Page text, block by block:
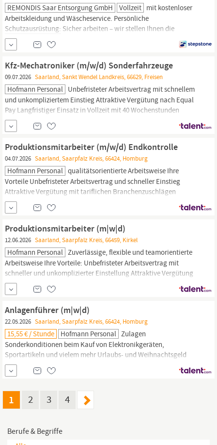
REMONDIS Saar Entsorgung GmbH Vollzeit mit kostenloser
Arbeitskleidung und Wäscheservice. Persönliche
Schutzausrüstung: Sicher arbeiten – wir stellen Ihnen die
passende
Schutzausrüstung
kostenlos zur Verfügung. Sicherer
Arbeitsplatz in einem großen Familienunternehmen: Arbeiten mit
Sicherheit
Familienunternehmens...
Kfz-Mechatroniker (m/w/d) Sonderfahrzeuge
09.07.2026 Saarland, Sankt Wendel Landkreis, 66629, Freisen
Hofmann Personal Unbefristeter Arbeitsvertrag mit schnellem
und unkompliziertem Einstieg Attraktive Vergütung nach Equal
Pay Langfristiger Einsatz in Vollzeit mit 40 Wochenstunden
Kostenlose persönliche
arbeitsmedizinische und
Individuelle Betreuung, Weiterbildungsmöglichkeiten sowie
attraktive...
Produktionsmitarbeiter (m/w/d) Endkontrolle
04.07.2026 Saarland, Saarpfalz Kreis, 66424, Homburg
Hofmann Personal qualitätsorientierte Arbeitsweise Ihre
Vorteile Unbefristeter Arbeitsvertrag und schneller Einstieg
Attraktive Vergütung mit tariflichen Branchenzuschlägen
Kostenlose
Schutzausrüstung
sicherheitstechnische
Betreuung Langfristiger, wohnortnaher
Produktionsmitarbeiter (m|w|d)
12.06.2026 Saarland, Saarpfalz Kreis, 66459, Kirkel
Hofmann Personal Zuverlässige, flexible und teamorientierte
Arbeitsweise Ihre Vorteile: Unbefristeter Arbeitsvertrag mit
schneller und unkomplizierter Einstellung Attraktive Vergütung
inklusive Urlaubs- und Weihnachtsgeld sowie möglicher Zulagen
Langfristiger Einsatz mit guten Übernahmechancen bei unserem
Anlagenführer (m|w|d)
22.05.2026 Saarland, Saarpfalz Kreis, 66424, Homburg
15,55 € / Stunde Hofmann Personal Zulagen
Sonderkonditionen beim Kauf von Elektronikgeräten,
Sportartikeln und vielem mehr Urlaubs- und Weihnachtsgeld
Kostenlose, persönliche
wohnortnahe Arbeitsplätze Individuelle Begleitung und Beratung
Arbeitsmedizinische und
sicherheitstechnische
1 2 3 4
Berufe & Begriffe